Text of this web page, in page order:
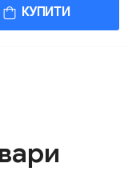
КУПИТИ